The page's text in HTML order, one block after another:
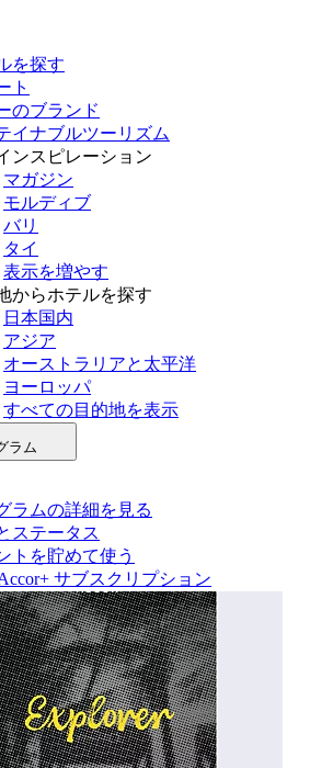
を探す
ト
のブランド
イナブルツーリズム
ンスピレーション
マガジン
モルディブ
バリ
タイ
表示を増やす
からホテルを探す
日本国内
アジア
オーストラリアと太平洋
ヨーロッパ
すべての目的地を表示
ラム
ラムの詳細を見る
ステータス
トを貯めて使う
サブスクリプション